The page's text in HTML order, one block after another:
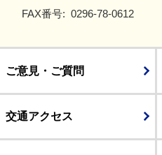
FAX番号: 0296-78-0612
ご意見・ご質問
交通アクセス